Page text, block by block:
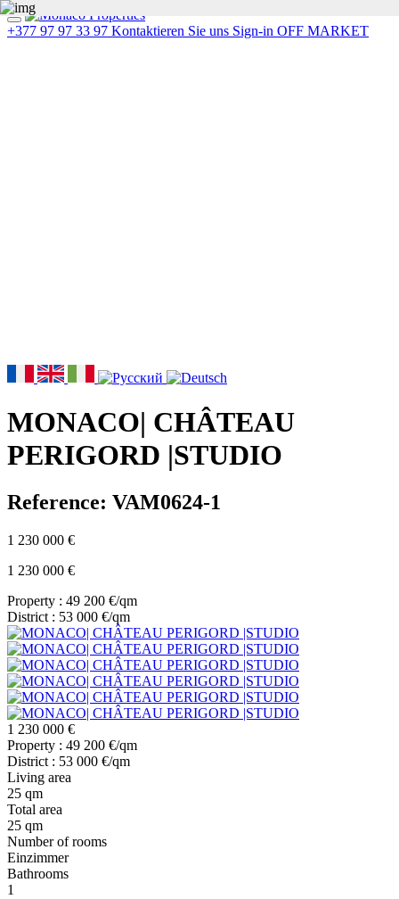
+377 97 97 33 97 Kontaktieren Sie uns Sign-in OFF MARKET
MONACO| CHÂTEAU
PERIGORD |STUDIO
Reference: VAM0624-1
1 230 000 €
1 230 000 €
Property : 49 200 €/qm
District : 53 000 €/qm
1 230 000 €
Property : 49 200 €/qm
District : 53 000 €/qm
Living area
25 qm
Total area
25 qm
Number of rooms
Einzimmer
Bathrooms
1